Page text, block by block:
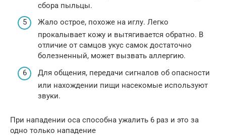
сбора пыльцы.
Жало острое, похоже на иглу. Легко
прокалывает кожу и вытягивается обратно. В
отличие от самцов укус самок достаточно
болезненный, может вызвать аллергию.
Для общения, передачи сигналов об опасности
или нахождении пищи насекомые используют
звуки.
При нападении оса способна ужалить 6 раз и это за
одно только нападение